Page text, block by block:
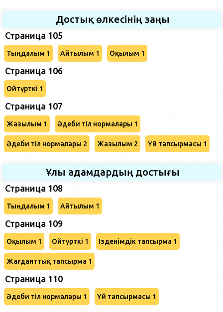
Достық өлкесінің заңы
Страница 105
Тыңдалым 1 Айтылым 1 Оқылым 1
Страница 106
Ойтүрткі 1
Страница 107
Жазылым 1 Әдеби тіл нормалары 1
Әдеби тіл нормалары 2 Жазылым 2 Үй тапсырмасы 1
Ұлы адамдардың достығы
Страница 108
Тыңдалым 1 Айтылым 1
Страница 109
Оқылым 1 Ойтүрткі 1 Ізденімдік тапсырма 1
Жағдаяттық тапсырма 1
Страница 110
Әдеби тіл нормалары 1 Үй тапсырмасы 1